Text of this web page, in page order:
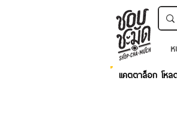
แคตตาล็อก โหล